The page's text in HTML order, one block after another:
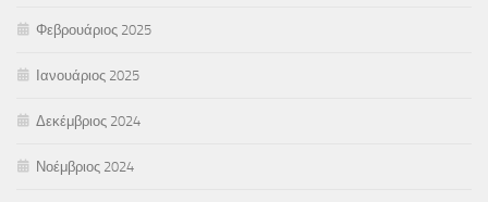
Φεβρουάριος 2025
Ιανουάριος 2025
Δεκέμβριος 2024
Νοέμβριος 2024